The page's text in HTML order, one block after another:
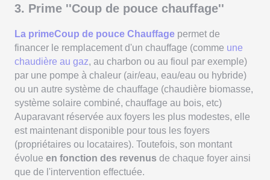
3. Prime ''Coup de pouce chauffage''
La primeCoup de pouce Chauffage permet de
financer le remplacement d'un chauffage (comme une
chaudière au gaz, au charbon ou au fioul par exemple)
par une pompe à chaleur (air/eau, eau/eau ou hybride)
ou un autre système de chauffage (chaudière biomasse,
système solaire combiné, chauffage au bois, etc)
Auparavant réservée aux foyers les plus modestes, elle
est maintenant disponible pour tous les foyers
(propriétaires ou locataires). Toutefois, son montant
évolue en fonction des revenus de chaque foyer ainsi
que de l'intervention effectuée.